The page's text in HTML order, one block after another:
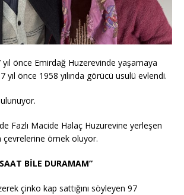
önce Emirdağ Huzerevinde yaşamaya
yıl önce 1958 yılında görücü usulü evlendi.
Fazlı Macide Halaç Huzurevine yerleşen
çevrelerine örnek oluyor.
BİLE DURAMAM”
çinko kap sattığını söyleyen 97